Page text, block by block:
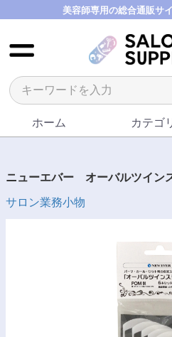
美容師専用の総合通販サ
ホーム カテゴ
ニューエバー オーバルツイン
サロン業務小物